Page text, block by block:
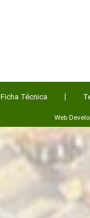
Ficha Técnica
Web